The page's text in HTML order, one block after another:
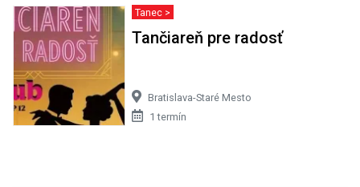
Tanec >
Tančiareň pre radosť
Bratislava-Staré Mesto
1 termín